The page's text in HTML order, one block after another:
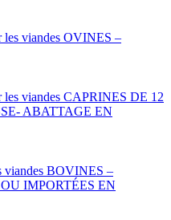
viandes OVINES –
viandes CAPRINES DE 12
ABATTAGE EN
viandes BOVINES –
IMPORTÉES EN